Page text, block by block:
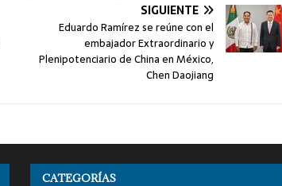
SIGUIENTE
Eduardo Ramírez se reúne con el
embajador Extraordinario y
Plenipotenciario de China en México,
Chen Daojiang
CATEGORÍAS